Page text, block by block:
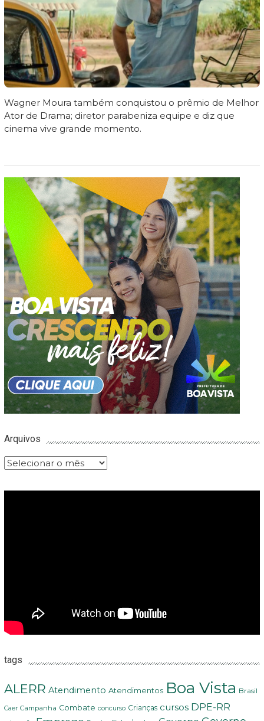
Wagner Moura também conquistou o prêmio de Melhor
Ator de Drama; diretor parabeniza equipe e diz que
cinema vive grande momento.
Arquivos
Arquivos
tags
ALERR Atendimento Atendimentos Boa Vista Brasil
Caer Campanha Combate concurso Crianças cursos DPE-RR